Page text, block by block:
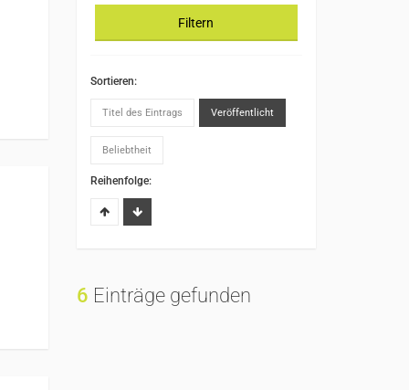
Filtern
Sortieren:
Titel des Eintrags Veröffentlicht
Beliebtheit
Reihenfolge:
6 Einträge gefunden